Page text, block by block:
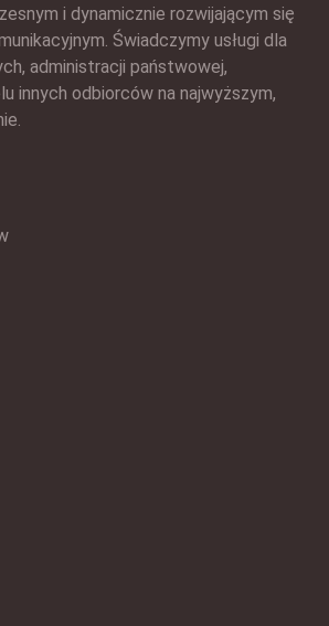
i dynamicznie rozwijającym się
Świadczymy usługi dla
administracji państwowej,
innych odbiorców na najwyższym,